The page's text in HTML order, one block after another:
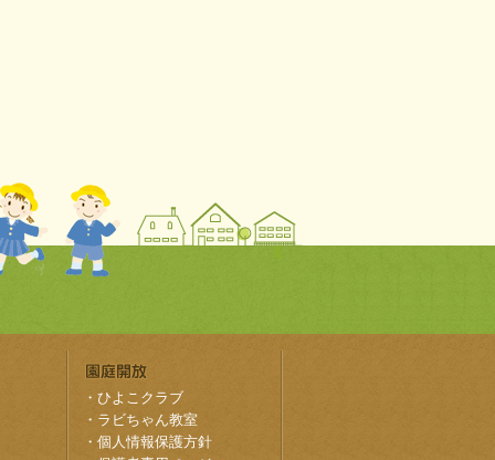
・ ひよこクラブ
・ ラビちゃん教室
・ 個人情報保護方針